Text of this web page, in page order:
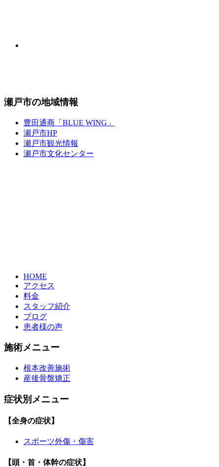
瀬戸市の地域情報
豊田通商「BLUE WING」
瀬戸市HP
瀬戸市観光情報
瀬戸市文化センター
HOME
アクセス
料金
スタッフ紹介
ブログ
患者様の声
施術メニュー
根本改善施術
産後骨盤矯正
症状別メニュー
【全身の症状】
スポーツ外傷・傷害
【頭・首・体幹の症状】